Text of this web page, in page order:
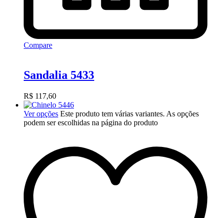
Compare
Sandalia 5433
R$ 117,60
Ver opções Este produto tem várias variantes. As opções
podem ser escolhidas na página do produto